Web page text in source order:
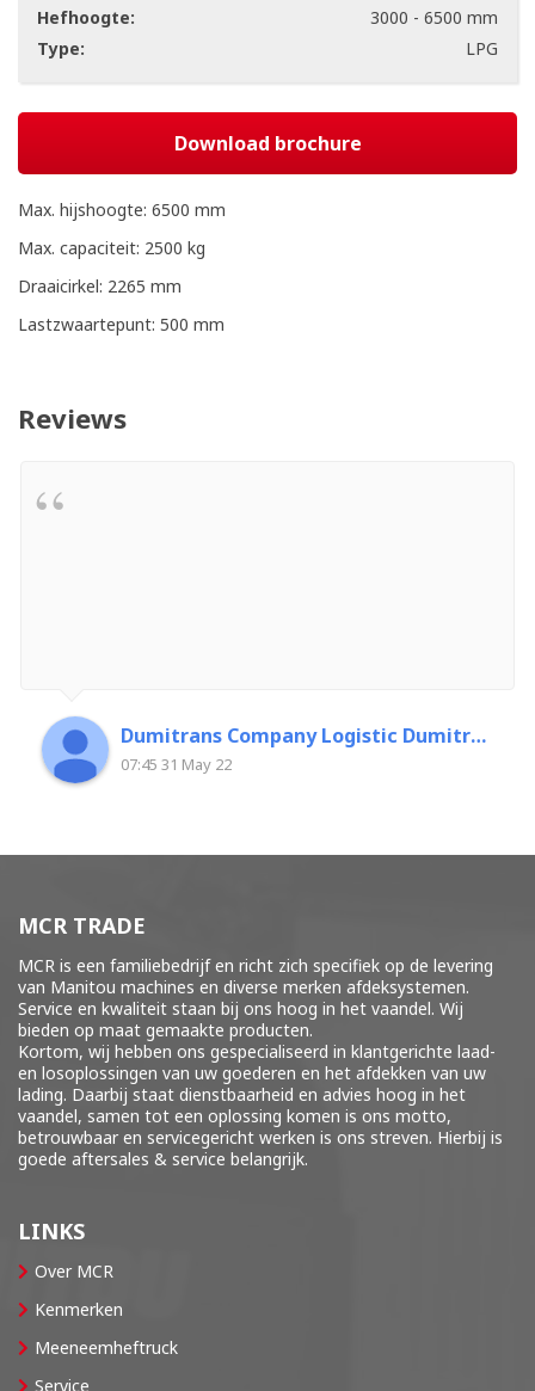
Hefhoogte:
3000 - 6500 mm
Type:
LPG
Download brochure
Max. hijshoogte: 6500 mm
Max. capaciteit: 2500 kg
Draaicirkel: 2265 mm
Lastzwaartepunt: 500 mm
Reviews
Dumitrans Company Logistic Dumitrascu Florin
07:45 31 May 22
MCR TRADE
MCR is een familiebedrijf en richt zich specifiek op de levering
van Manitou machines en diverse merken afdeksystemen.
Service en kwaliteit staan bij ons hoog in het vaandel. Wij
bieden op maat gemaakte producten.
Kortom, wij hebben ons gespecialiseerd in klantgerichte laad-
en losoplossingen van uw goederen en het afdekken van uw
lading. Daarbij staat dienstbaarheid en advies hoog in het
vaandel, samen tot een oplossing komen is ons motto,
betrouwbaar en servicegericht werken is ons streven. Hierbij is
goede aftersales & service belangrijk.
LINKS
Over MCR
Kenmerken
Meeneemheftruck
Service